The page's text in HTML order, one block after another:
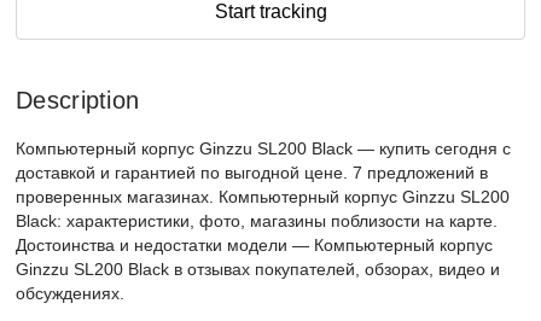
Start tracking
Description
Компьютерный корпус Ginzzu SL200 Black — купить сегодня c
доставкой и гарантией по выгодной цене. 7 предложений в
проверенных магазинах. Компьютерный корпус Ginzzu SL200
Black: характеристики, фото, магазины поблизости на карте.
Достоинства и недостатки модели — Компьютерный корпус
Ginzzu SL200 Black в отзывах покупателей, обзорах, видео и
обсуждениях.